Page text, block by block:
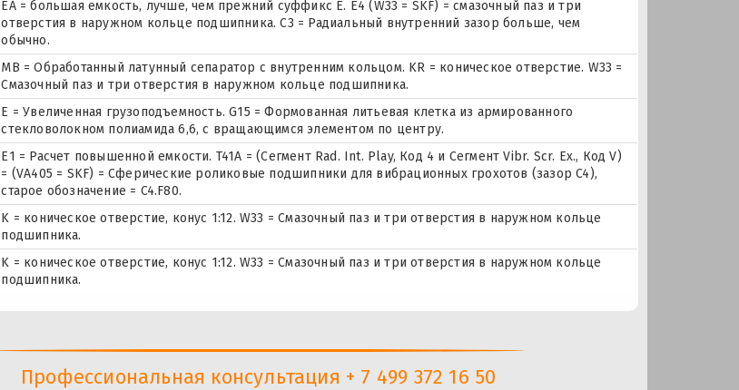
EA = большая емкость, лучше, чем прежний суффикс E. E4 (W33 = SKF) = смазочный паз и три
отверстия в наружном кольце подшипника. C3 = Радиальный внутренний зазор больше, чем
обычно.
MB = Обработанный латунный сепаратор с внутренним кольцом. KR = коническое отверстие. W33 =
Смазочный паз и три отверстия в наружном кольце подшипника.
E = Увеличенная грузоподъемность. G15 = Формованная литьевая клетка из армированного
стекловолокном полиамида 6,6, с вращающимся элементом по центру.
E1 = Расчет повышенной емкости. T41A = (Сегмент Rad. Int. Play, Код 4 и Сегмент Vibr. Scr. Ex., Код V)
= (VA405 = SKF) = Сферические роликовые подшипники для вибрационных грохотов (зазор C4),
старое обозначение = C4.F80.
K = коническое отверстие, конус 1:12. W33 = Смазочный паз и три отверстия в наружном кольце
подшипника.
K = коническое отверстие, конус 1:12. W33 = Смазочный паз и три отверстия в наружном кольце
подшипника.
Профессиональная консультация + 7 499 372 16 50